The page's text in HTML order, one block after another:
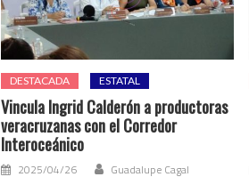
DESTACADA ESTATAL
Vincula Ingrid Calderón a productoras
veracruzanas con el Corredor
Interoceánico
2025/04/26 Guadalupe Cagal